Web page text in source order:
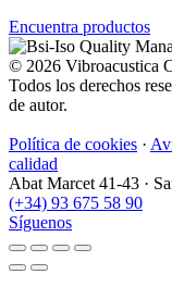
Encuentra productos
© 2026 Vibroacustica
Todos los derechos
de autor.
Política de cookies ·
calidad
Abat Marcet 41-43 ·
(+34) 93 675 58 90
Síguenos